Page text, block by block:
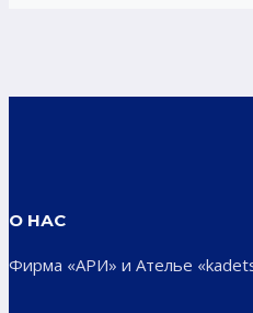
О НАС
Фирма «АРИ» и Ателье